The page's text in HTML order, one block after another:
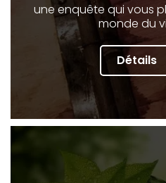
une enquête qui vous
monde du
Détails